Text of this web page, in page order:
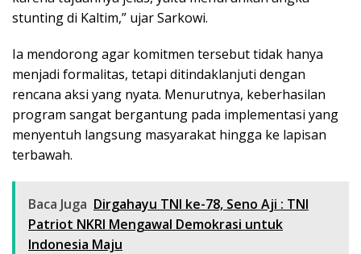
stunting di Kaltim,” ujar Sarkowi.
Ia mendorong agar komitmen tersebut tidak hanya
menjadi formalitas, tetapi ditindaklanjuti dengan
rencana aksi yang nyata. Menurutnya, keberhasilan
program sangat bergantung pada implementasi yang
menyentuh langsung masyarakat hingga ke lapisan
terbawah.
Baca Juga Dirgahayu TNI ke-78, Seno Aji : TNI
Patriot NKRI Mengawal Demokrasi untuk
Indonesia Maju